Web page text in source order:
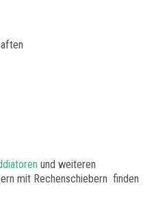
und weiteren
mit Rechenschiebern finden